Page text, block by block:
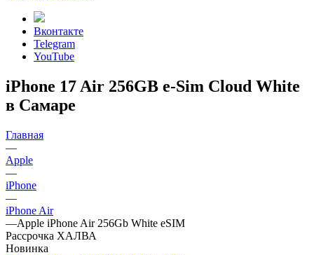
Вконтакте
Telegram
YouTube
iPhone 17 Air 256GB e-Sim Cloud White
в Самаре
Главная
—
Apple
—
iPhone
—
iPhone Air
—Apple iPhone Air 256Gb White eSIM
Рассрочка ХАЛВА
Новинка